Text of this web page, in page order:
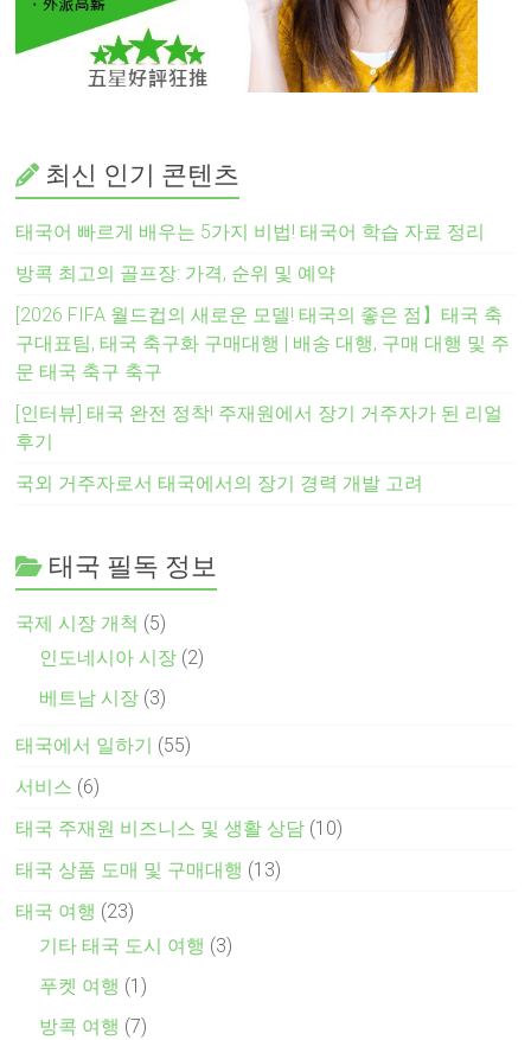
최신 인기 콘텐츠
태국어 빠르게 배우는 5가지 비법! 태국어 학습 자료 정리
방콕 최고의 골프장: 가격, 순위 및 예약
[2026 FIFA 월드컵의 새로운 모델! 태국의 좋은 점】태국 축
구대표팀, 태국 축구화 구매대행 | 배송 대행, 구매 대행 및 주
문 태국 축구 축구
[인터뷰] 태국 완전 정착! 주재원에서 장기 거주자가 된 리얼
후기
국외 거주자로서 태국에서의 장기 경력 개발 고려
태국 필독 정보
국제 시장 개척 (5)
인도네시아 시장 (2)
베트남 시장 (3)
태국에서 일하기 (55)
서비스 (6)
태국 주재원 비즈니스 및 생활 상담 (10)
태국 상품 도매 및 구매대행 (13)
태국 여행 (23)
기타 태국 도시 여행 (3)
푸켓 여행 (1)
방콕 여행 (7)